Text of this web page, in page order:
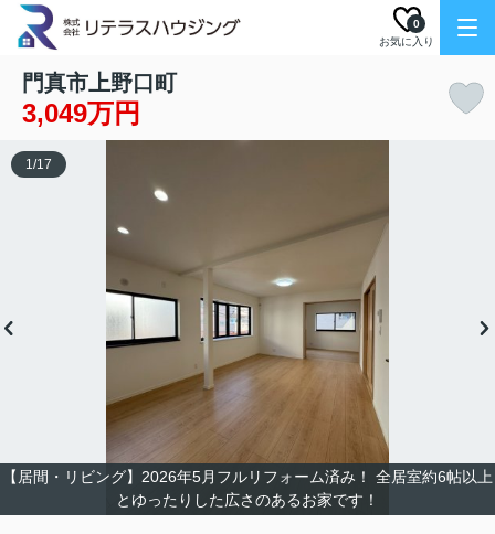
お気に入り
0
門真市上野口町
3,049万円
【居間・リビング】2026年5月フルリフォーム済み！ 全居室約6帖以上
とゆったりした広さのあるお家です！
1/17